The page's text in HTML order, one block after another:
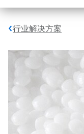
行业解决方案